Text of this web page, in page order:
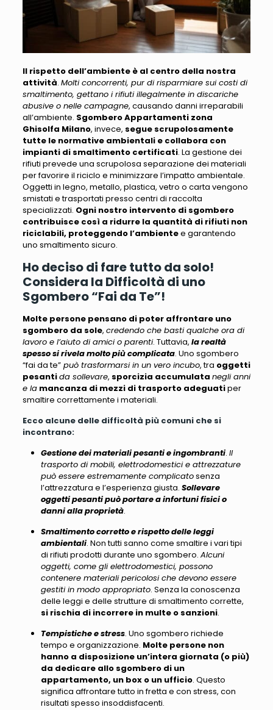
Il rispetto dell’ambiente è al centro della nostra
attività. Molti concorrenti, pur di risparmiare sui costi di
smaltimento, gettano i rifiuti illegalmente in discariche
abusive o nelle campagne, causando danni irreparabili
all’ambiente. Sgombero Appartamenti zona
Ghisolfa Milano, invece, segue scrupolosamente
tutte le normative ambientali e collabora con
impianti di smaltimento certificati. La gestione dei
rifiuti prevede una scrupolosa separazione dei materiali
per favorire il riciclo e minimizzare l’impatto ambientale.
Oggetti in legno, metallo, plastica, vetro o carta vengono
smistati e trasportati presso centri di raccolta
specializzati. Ogni nostro intervento di sgombero
contribuisce così a ridurre la quantità di rifiuti non
riciclabili, proteggendo l’ambientee garantendo
uno smaltimento sicuro.
Ho deciso di fare tutto da solo!
Considera la Difficoltà di uno
Sgombero “Fai da Te”!
Molte persone pensano di poter affrontare uno
sgombero da sole, credendo che basti qualche ora di
lavoro e l’aiuto di amici o parenti. Tuttavia, la realtà
spesso si rivela molto più complicata. Uno sgombero
“fai da te”può trasformarsi in un vero incubo, tra oggetti
pesantida sollevare, sporcizia accumulata negli anni
e lamancanza di mezzi di trasporto adeguatiper
smaltire correttamente i materiali.
Ecco alcune delle difficoltà più comuni che si
incontrano:
Gestione dei materiali pesanti e ingombranti. Il
trasporto di mobili, elettrodomestici e attrezzature
può essere estremamente complicatosenza
l’attrezzatura e l’esperienza giusta. Sollevare
oggetti pesanti può portare a infortuni fisici o
danni alla proprietà.
Smaltimento corretto e rispetto delle leggi
ambientali. Non tutti sanno come smaltire i vari tipi
di rifiuti prodotti durante uno sgombero. Alcuni
oggetti, come gli elettrodomestici, possono
contenere materiali pericolosi che devono essere
gestiti in modo appropriato. Senza la conoscenza
delle leggi e delle strutture di smaltimento corrette,
si rischia di incorrere in multe o sanzioni.
Tempistiche e stress. Uno sgombero richiede
tempo e organizzazione. Molte persone non
hanno a disposizione un’intera giornata (o più)
da dedicare allo sgombero di un
appartamento, un box o un ufficio. Questo
significa affrontare tutto in fretta e con stress, con
risultati spesso insoddisfacenti.